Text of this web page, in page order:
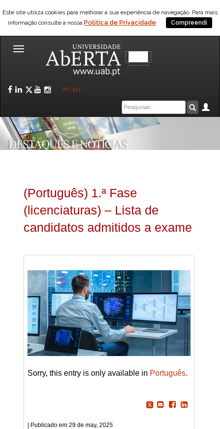
Este site utiliza cookies para melhorar a sua experiência de navegação. Para mais
informação consulte a nossa Política de Privacidade Compreendi
Toggle
Facebook
LinkedIn
Twitter
YouTube
Instagram
PT EN
Caixa
de
pesquisa
(Português) 1.ª Fase
(licenciaturas) – Lista de
candidatos admitidos a exame
Sorry, this entry is only available in Português.
29 de may, 2025